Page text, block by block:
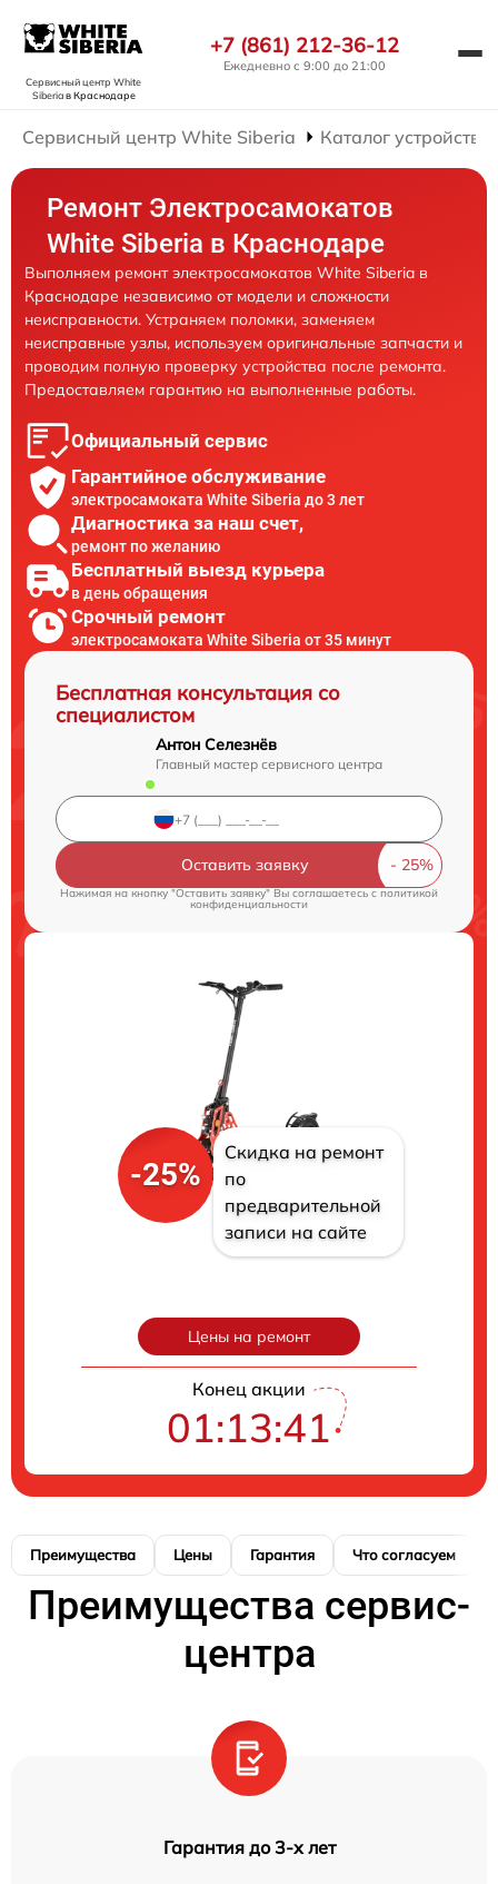
Сервисный центр White
Siberiaв Краснодаре
+7 (861) 212-36-12
Ежедневно с 9:00 до 21:00
Сервисный центр White Siberia Каталог устройств
Ремонт Электросамокатов
White Siberia в Краснодаре
Выполняем ремонт электросамокатов White Siberia в
Краснодаре независимо от модели и сложности
неисправности. Устраняем поломки, заменяем
неисправные узлы, используем оригинальные запчасти и
проводим полную проверку устройства после ремонта.
Предоставляем гарантию на выполненные работы.
Официальный сервис
Гарантийное обслуживание
электросамоката White Siberia до 3 лет
Диагностика за наш счет,
ремонт по желанию
Бесплатный выезд курьера
в день обращения
Срочный ремонт
электросамоката White Siberia от 35 минут
Бесплатная консультация со
специалистом
Антон Селезнёв
Главный мастер сервисного центра
Оставить заявку
Нажимая на кнопку "Оставить заявку" Вы соглашаетесь cполитикой
конфиденциальности
-25%
Скидка на ремонт
по
предварительной
записи на сайте
Цены на ремонт
Конец акции
01:13:40
Преимущества Цены Гарантия Что согласуем
Преимущества сервис-
центра
Гарантия до 3-х лет